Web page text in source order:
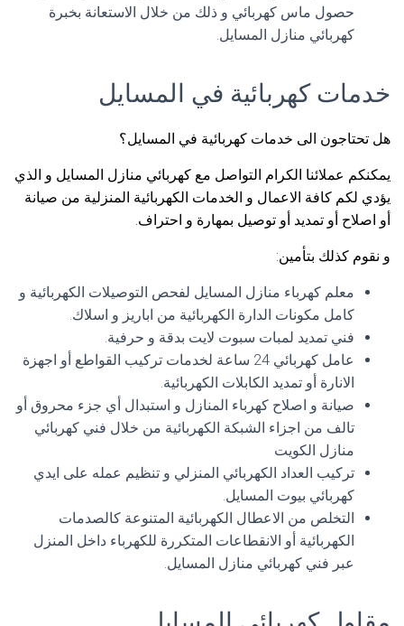
حصول ماس كهربائي و ذلك من خلال الاستعانة بخبرة
كهربائي منازل المسايل.
خدمات كهربائية في المسايل
هل تحتاجون الى خدمات كهربائية في المسايل؟
يمكنكم عملائنا الكرام التواصل مع كهربائي منازل المسايل و الذي
يؤدي لكم كافة الاعمال و الخدمات الكهربائية المنزلية من صيانة
أو اصلاح أو تمديد أو توصيل بمهارة و احتراف.
و نقوم كذلك بتأمين:
معلم كهرباء منازل المسايل لفحص التوصيلات الكهربائية و
كامل مكونات الدارة الكهربائية من اباريز و اسلاك.
فني تمديد لمبات سبوت لايت بدقة و حرفية.
عامل كهربائي 24 ساعة لخدمات تركيب القواطع أو اجهزة
الانارة أو تمديد الكابلات الكهربائية.
صيانة و اصلاح كهرباء المنازل و استبدال أي جزء محروق أو
تالف من اجزاء الشبكة الكهربائية من خلال فني كهربائي
منازل الكويت
تركيب العداد الكهربائي المنزلي و تنظيم عمله على ايدي
كهربائي بيوت المسايل.
التخلص من الاعطال الكهربائية المتنوعة كالصدمات
الكهربائية أو الانقطاعات المتكررة للكهرباء داخل المنزل
عبر فني كهربائي منازل المسايل.